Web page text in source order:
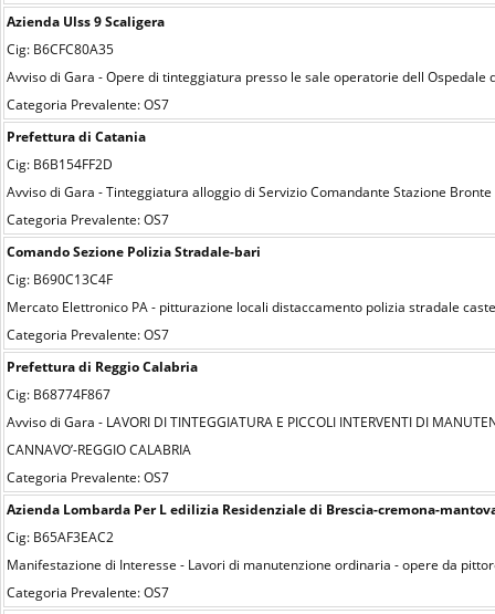
Azienda Ulss 9 Scaligera
Cig: B6CFC80A35
Avviso di Gara - Opere di tinteggiatura presso le sale operatorie dell Ospedale
Categoria Prevalente: OS7
Prefettura di Catania
Cig: B6B154FF2D
Avviso di Gara - Tinteggiatura alloggio di Servizio Comandante Stazione Bronte
Categoria Prevalente: OS7
Comando Sezione Polizia Stradale-bari
Cig: B690C13C4F
Mercato Elettronico PA - pitturazione locali distaccamento polizia stradale
Categoria Prevalente: OS7
Prefettura di Reggio Calabria
Cig: B68774F867
Avviso di Gara - LAVORI DI TINTEGGIATURA E PICCOLI INTERVENTI DI
CANNAVO’-REGGIO CALABRIA
Categoria Prevalente: OS7
Azienda Lombarda Per L edilizia Residenziale di Brescia-cremona-
Cig: B65AF3EAC2
Manifestazione di Interesse - Lavori di manutenzione ordinaria - opere da
Categoria Prevalente: OS7